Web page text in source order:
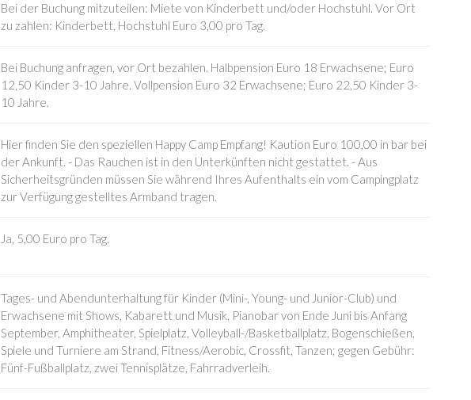
Bei der Buchung mitzuteilen: Miete von Kinderbett und/oder Hochstuhl. Vor Ort
zu zahlen: Kinderbett, Hochstuhl Euro 3,00 pro Tag.
Bei Buchung anfragen, vor Ort bezahlen. Halbpension Euro 18 Erwachsene; Euro
12,50 Kinder 3-10 Jahre. Vollpension Euro 32 Erwachsene; Euro 22,50 Kinder 3-
10 Jahre.
Hier finden Sie den speziellen Happy Camp Empfang! Kaution Euro 100,00 in bar bei
der Ankunft. - Das Rauchen ist in den Unterkünften nicht gestattet. - Aus
Sicherheitsgründen müssen Sie während Ihres Aufenthalts ein vom Campingplatz
zur Verfügung gestelltes Armband tragen.
Ja, 5,00 Euro pro Tag.
Tages- und Abendunterhaltung für Kinder (Mini-, Young- und Junior-Club) und
Erwachsene mit Shows, Kabarett und Musik, Pianobar von Ende Juni bis Anfang
September, Amphitheater, Spielplatz, Volleyball-/Basketballplatz, Bogenschießen,
Spiele und Turniere am Strand, Fitness/Aerobic, Crossfit, Tanzen; gegen Gebühr:
Fünf-Fußballplatz, zwei Tennisplätze, Fahrradverleih.